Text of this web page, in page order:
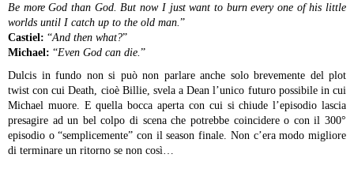
Be more God than God. But now I just want to burn every one of his little
worlds until I catch up to the old man. ”
Castiel: “And then what?”
Michael: “Even God can die. ”
Dulcis in fundo non si può non parlare anche solo brevemente del plot
twist con cui Death, cioè Billie, svela a Dean l’unico futuro possibile in cui
Michael muore. E quella bocca aperta con cui si chiude l’episodio lascia
presagire ad un bel colpo di scena che potrebbe coincidere o con il 300°
episodio o “semplicemente” con il season finale. Non c’era modo migliore
di terminare un ritorno se non così…